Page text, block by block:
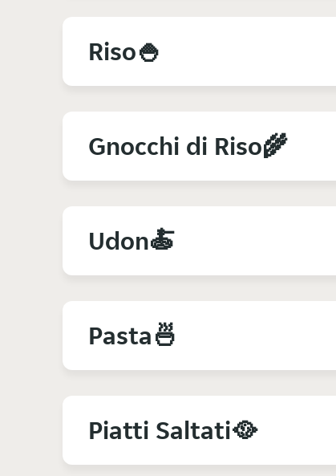
Riso🍚
Gnocchi di Riso🌾
Udon🍝
Pasta🍜
Piatti Saltati🥘